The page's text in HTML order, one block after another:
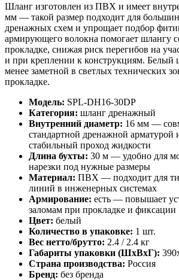
Шланг изготовлен из ПВХ и имеет
мм — такой размер подходит для
дренажных схем и упрощает подбор
армирующего волокна помогает шлангу
прокладке, снижая риск перегибов на
и при креплении к конструкциям. Белый
менее заметной в светлых технических
прокладке.
Модель: SPL-DH16-30DP
Категория: шланг дренажный
Внутренний диаметр: 16 мм —
стандартной дренажной арматурой
стабильный проход жидкости
Длина бухты: 30 м — удобно для
нарезки под нужные размеры
Материал: ПВХ — подходит для
линий в инженерных системах
Армирование: есть — повышает
заломам при прокладке и фиксации
Цвет: белый
Количество в упаковке: 1 шт.
Вес нетто/брутто: 2.4 / 2.4 кг
Габариты упаковки (ШxВxГ):
Страна производства: Россия
Бренд: без бренда